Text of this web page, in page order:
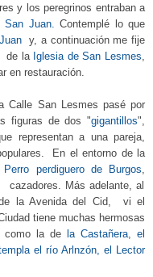
y los peregrinos entraban a
San Juan.
Contemplé lo que
Juany, a continuación me fije
de laIglesia deSan Lesmes
en restauración.
Calle San Lesmes pasépor
figuras de dos "gigantillos",
representan a una pareja
En el entorno de la
Perro perdiguero de Burgos
cazadores. Más adelante, al
la Avenida del Cid, vi el
tiene muchas hermosas
como la de
la Castañera,el
el río Arlnzón, el Lector